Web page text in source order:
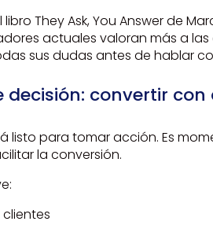
libro They Ask, You Answer de
actuales valoran más a las
sus dudas antes de hablar
decisión: convertir
listo para tomar acción. Es
la conversión.